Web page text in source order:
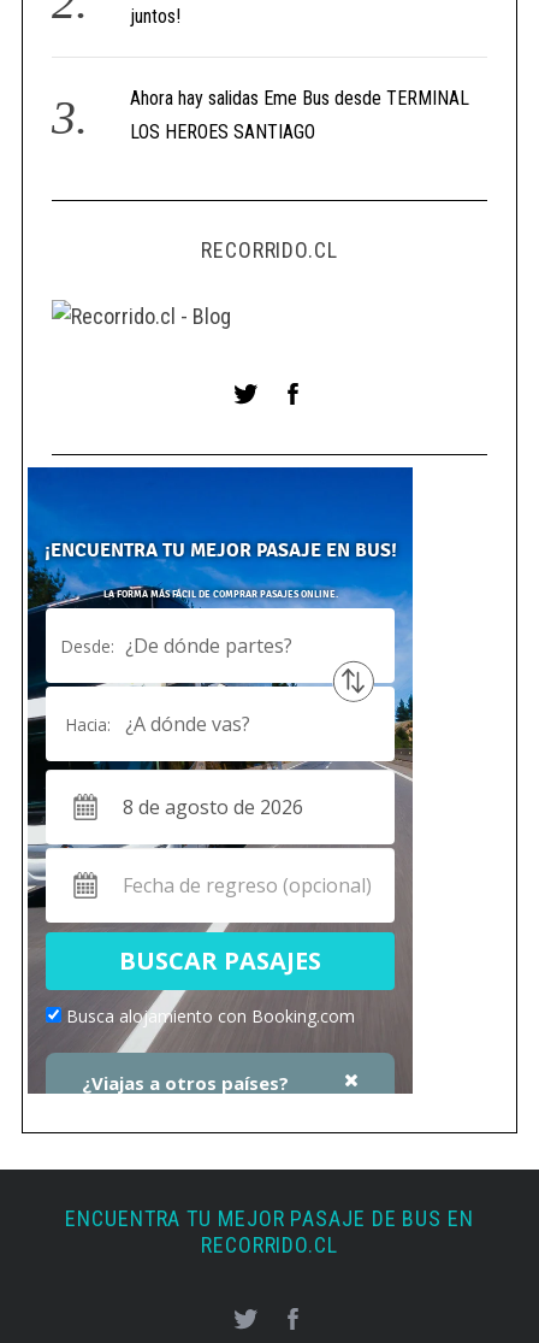
juntos!
Ahora hay salidas Eme Bus desde TERMINAL
LOS HEROES SANTIAGO
RECORRIDO.CL
ENCUENTRA TU MEJOR PASAJE DE BUS EN
RECORRIDO.CL